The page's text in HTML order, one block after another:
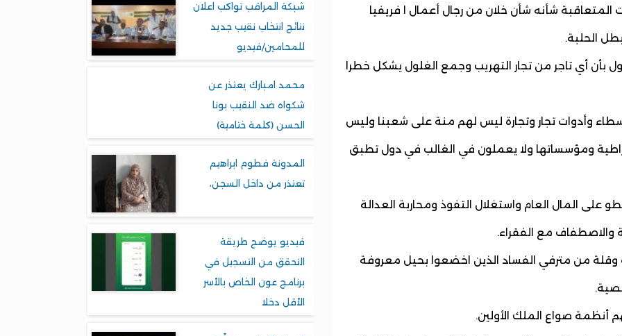
شأنه شأن خلان من رجال أعمال ا فريفيا
الحلبة.
بأن أي تاجر من تجار التهريب وجمع الغلول يشكل خطرا
وأدوات تجار وتجارة ليس لهم منة على شعبنا وليس
ومؤسساتها ولا يعملون في الغالب في دول تطبق
المال العام واستغلال التفوذ ومحاربة العدالة
والاصطفاف مع الفقراء.
وقلة من مترفي الفساد الذين اخضعوا بحيل معروفة
أنظمة صواع الملك الأولين.
شبكة المراقب تواكب اعلان
نتائج انتخاب نقيب جديد
للمحامين/فيديو
محمد امبارك يعتذر عن
شكواه ضد النقيب بونا
الحسن (كلمة ختامية)
المدونة فطوم ابراهيم
تعتذر من داخل السجن،
فيديو يوضح طريقة
التحقق من التسجيل في
برنامج عون الخاص بالأسر
الأقل دخلا